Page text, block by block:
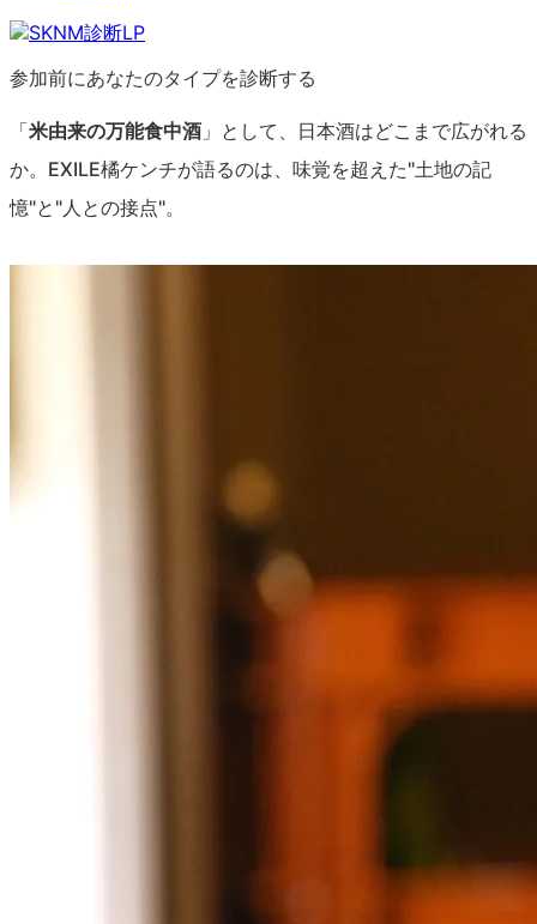
参加前にあなたのタイプを診断する
「米由来の万能食中酒 」として、日本酒はどこまで広がれる
か。EXILE橘ケンチが語るのは、味覚を超えた"土地の記
憶"と"人との接点"。